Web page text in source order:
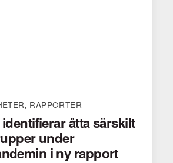
, RAPPORTER
åtta särskilt
under
i ny rapport